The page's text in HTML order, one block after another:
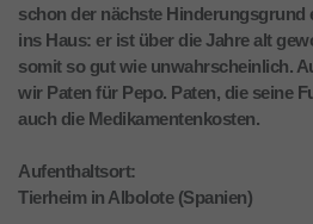
schon der nächste
ins Haus: er ist über die Jahre alt
somit so gut wie unwahrscheinlich.
wir Paten für Pepo. Paten, die seine
auch die Medikamentenkosten.
Aufenthaltsort:
Tierheim in Albolote (Spanien)